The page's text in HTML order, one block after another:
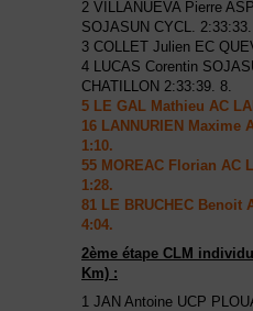
2 VILLANUEVA Pierre
SOJASUN CYCL. 2:33:33.
3 COLLET Julien EC
4 LUCAS Corentin
CHATILLON 2:33:39. 8.
5 LE GAL Mathieu AC
16 LANNURIEN Maxime
1:10.
55 MOREAC Florian AC
1:28.
81 LE BRUCHEC Benoit
4:04.
2ème étape CLM
Km) :
1 JAN Antoine UCP